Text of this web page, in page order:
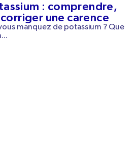
: comprendre,
une carence
manquez de potassium ? Que